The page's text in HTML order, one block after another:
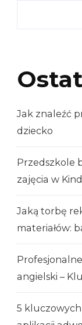
Jak znaleźć
dziecko
Przedszkole
zajęcia w
Jaką torbę
materiałów:
angielski –
5